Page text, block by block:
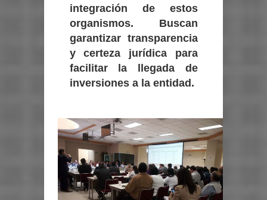
integración de estos
organismos. Buscan
garantizar transparencia
y certeza jurídica para
facilitar la llegada de
inversiones a la entidad.